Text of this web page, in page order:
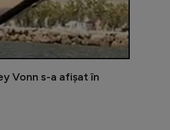
Vonn s-a afișat în